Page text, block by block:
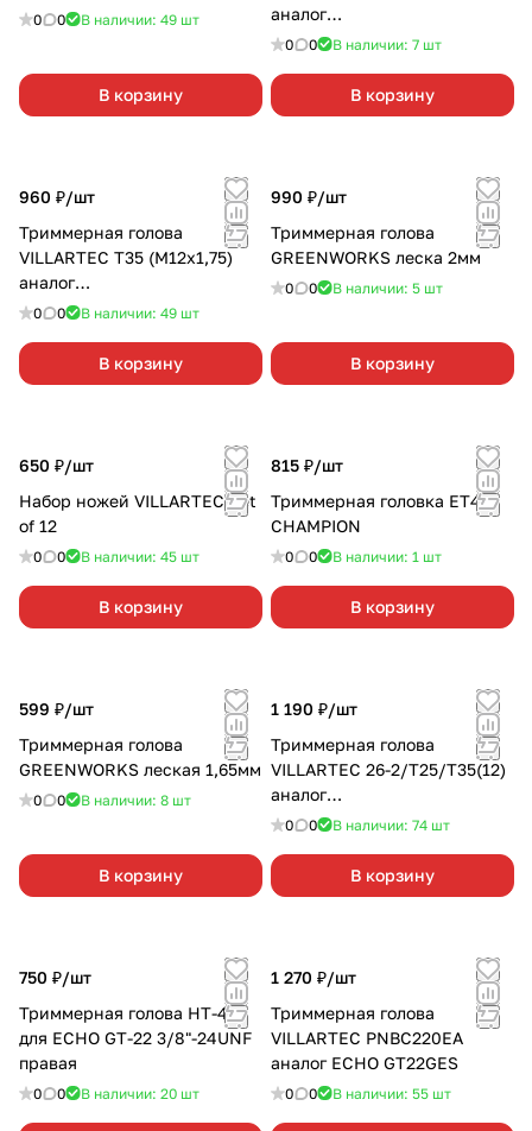
0 0 В наличии: 49 шт
В корзину
аналог
HUSQVARNA:125L,125R,323L,
0 0 В наличии: 7 шт
В корзину
960 ₽/шт
Триммерная голова
VILLARTEC Т35 (М12х1,75)
аналог
HUSQVARNA:553RS,143R-
0 0 В наличии: 49 шт
В корзину
990 ₽/шт
Триммерная голова
GREENWORKS леска 2мм
0 0 В наличии: 5 шт
В корзину
650 ₽/шт
Набор ножей VILLARTEC Set
of 12
0 0 В наличии: 45 шт
В корзину
815 ₽/шт
Триммерная головка ET451
CHAMPION
0 0 В наличии: 1 шт
В корзину
599 ₽/шт
Триммерная голова
GREENWORKS леская 1,65мм
0 0 В наличии: 8 шт
В корзину
1 190 ₽/шт
Триммерная голова
VILLARTEC 26-2/Т25/Т35(12)
аналог
FS:55,56,70,80,85,89,90,91,94
0 0 В наличии: 74 шт
В корзину
750 ₽/шт
Триммерная голова HT-47
для ECHO GT-22 3/8"-24UNF
правая
0 0 В наличии: 20 шт
1 270 ₽/шт
Триммерная голова
VILLARTEC PNBC220EA
аналог ECHO GT22GES
0 0 В наличии: 55 шт